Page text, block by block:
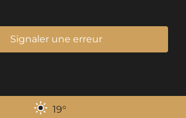
Signaler une erreur
19°